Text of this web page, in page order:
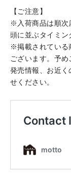
【ご注意】
※入荷商品は順次
頭に並ぶタイミン
※掲載されている
ございます。予め
発売情報、お近く
せください。